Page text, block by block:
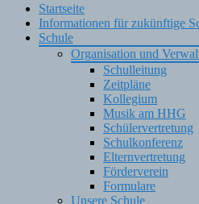
Skip
content
Startseite
Informationen für zukünftige
Schule
Organisation und
Schulleitung
Zeitpläne
Kollegium
Musik am HHG
Schülervertretung
Schulkonferenz
Elternvertretung
Förderverein
Formulare
Unsere Schule